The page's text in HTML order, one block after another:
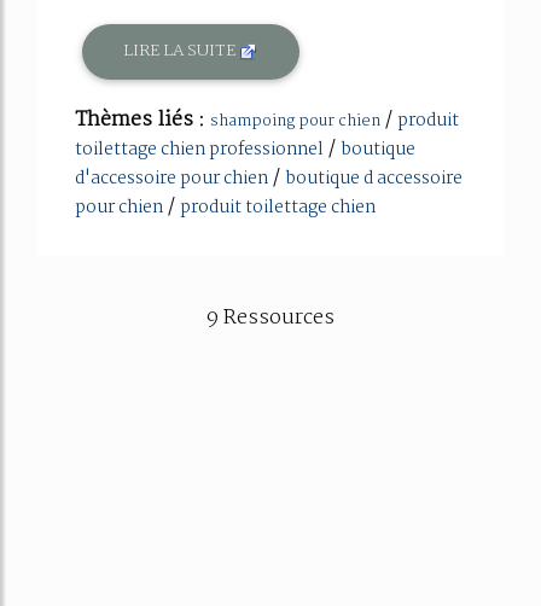
LIRE LA SUITE
Thèmes liés : shampoing pour chien/ produit
toilettage chien professionnel /boutique
d'accessoire pour chien/boutique d accessoire
pour chien/ produit toilettage chien
9 Ressources